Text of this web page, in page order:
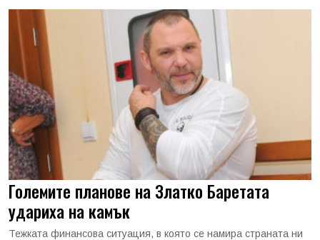
Големите планове на Златко Баретата
удариха на камък
Тежката финансова ситуация, в която се намира страната ни